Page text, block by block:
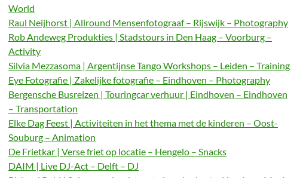
World
Raul Neijhorst | Allround Mensenfotograaf – Rijswijk – Photography
Rob Andeweg Produkties | Stadstours in Den Haag – Voorburg –
Activity
Silvia Mezzasoma | Argentijnse Tango Workshops – Leiden – Training
Eye Fotografie | Zakelijke fotografie – Eindhoven – Photography
Bergensche Busreizen | Touringcar verhuur | Eindhoven – Eindhoven
– Transportation
Elke Dag Feest | Activiteiten in het thema met de kinderen – Oost-
Souburg – Animation
De Frietkar | Verse friet op locatie – Hengelo – Snacks
DAIM | Live DJ-Act – Delft – DJ